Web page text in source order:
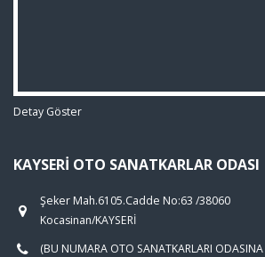
Detay Göster
KAYSERI OTO SANATKARLAR ODASI
Şeker Mah.6105.Cadde No:63 /38060
Kocasinan/KAYSERİ
(BU NUMARA OTO SANATKARLARI